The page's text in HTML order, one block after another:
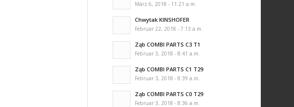
März 6, 2018 - 11:21 a.m.
Chwytak KINSHOFER
Februar 22, 2018 - 7:13 a.m.
Ząb COMBI PARTS C3 T1
Februar 3, 2018 - 8:41 a.m.
Ząb COMBI PARTS C1 T29
Februar 3, 2018 - 8:39 a.m.
Ząb COMBI PARTS C0 T29
Februar 3, 2018 - 8:36 a.m.